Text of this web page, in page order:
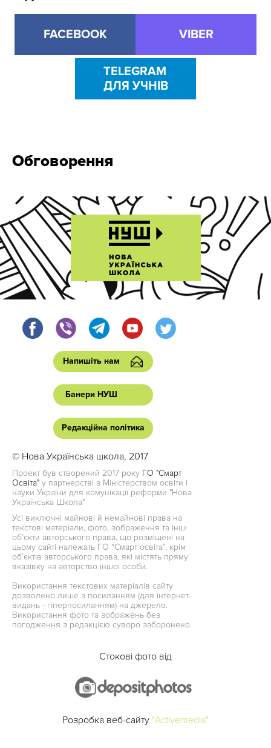
FACEBOOK VIBER
TELEGRAM
ДЛЯ УЧНІВ
Обговорення
Напишіть нам
Банери НУШ
Редакційна політика
© Нова Українська школа, 2017
Проект був створений 2017 року ГО "Смарт
Освіта" у партнерстві з Міністерством освіти і
науки України для комунікації реформи "Нова
Українська Школа"
Усі виключні майнові й немайнові права на
текстові матеріали, фото, зображення та інші
об’єкти авторського права, що розміщені на
цьому сайті належать ГО “Смарт освіта”, крім
об’єктів авторського права, які містять пряму
вказівку на авторство іншої особи.
Використання текстових матеріалів сайту
дозволено лише з посиланням (для інтернет-
видань - гіперпосиланням) на джерело.
Використання фото та зображень без
погодження з редакцією суворо заборонено.
Стокові фото від
Розробка веб-сайту "Activemedia"